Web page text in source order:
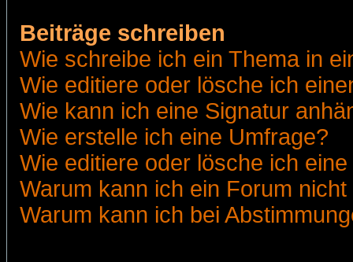
Beiträge schreiben
Wie schreibe ich ein Thema in
Wie editiere oder lösche ich
Wie kann ich eine Signatur
Wie erstelle ich eine Umfrage?
Wie editiere oder lösche ich
Warum kann ich ein Forum
Warum kann ich bei